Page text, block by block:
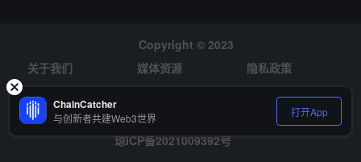
Copyright © 2023
关于我们
媒体资源
隐私政策
风险提示
招聘
琼ICP备2021009392号
ChainCatcher
与创新者共建Web3世界 打开App